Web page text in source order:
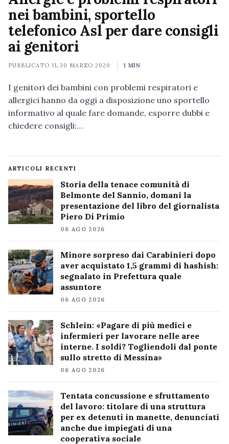
nei bambini, sportello
telefonico Asl per dare consigli
ai genitori
PUBBLICATO IL30 MARZO 2020 1 MIN
I genitori dei bambini con problemi respiratori e
allergici hanno da oggi a disposizione uno sportello
informativo al quale fare domande, esporre dubbi e
chiedere consigli:…
ARTICOLI RECENTI
Storia della tenace comunità di
Belmonte del Sannio, domani la
presentazione del libro del giornalista
Piero Di Primio
06 AGO 2026
Minore sorpreso dai Carabinieri dopo
aver acquistato 1,5 grammi di hashish:
segnalato in Prefettura quale
assuntore
06 AGO 2026
Schlein: «Pagare di più medici e
infermieri per lavorare nelle aree
interne. I soldi? Togliendoli dal ponte
sullo stretto di Messina»
06 AGO 2026
Tentata concussione e sfruttamento
del lavoro: titolare di una struttura
per ex detenuti in manette, denunciati
anche due impiegati di una
cooperativa sociale